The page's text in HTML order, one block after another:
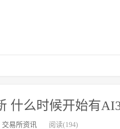
什么时候开始有
交易所资讯 阅读(194)